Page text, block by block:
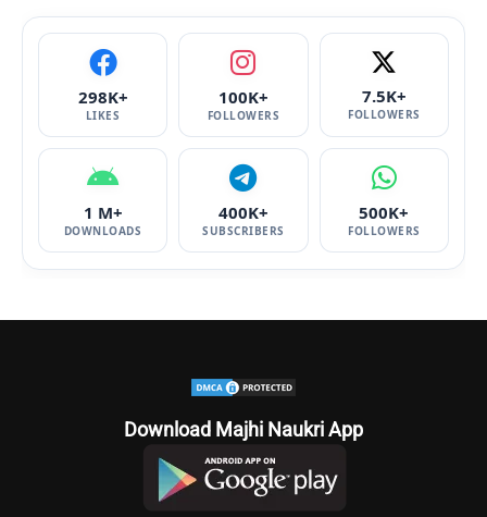
298K+
LIKES
100K+
FOLLOWERS
7.5K+
FOLLOWERS
1 M+
DOWNLOADS
400K+
SUBSCRIBERS
500K+
FOLLOWERS
Download Majhi Naukri App